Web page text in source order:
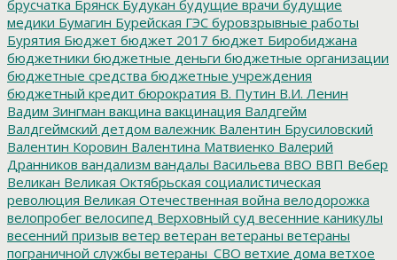
брусчатка Брянск Будукан будущие врачи будущие
медики Бумагин Бурейская ГЭС буровзрывные работы
Бурятия Бюджет бюджет 2017 бюджет Биробиджана
бюджетники бюджетные деньги бюджетные организации
бюджетные средства бюджетные учреждения
бюджетный кредит бюрократия В. Путин В.И. Ленин
Вадим Зингман вакцина вакцинация Валдгейм
Валдгеймский детдом валежник Валентин Брусиловский
Валентин Коровин Валентина Матвиенко Валерий
Дранников вандализм вандалы Васильева ВВО ВВП Вебер
Великан Великая Октябрьская социалистическая
революция Великая Отечественная война велодорожка
велопробег велосипед Верховный суд весенние каникулы
весенний призыв ветер ветеран ветераны ветераны
пограничной службы ветераны_СВО ветхие дома ветхое